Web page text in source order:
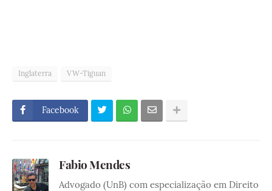
Inglaterra VW-Tiguan
Facebook
Fabio Mendes
Advogado (UnB) com especialização em Direito